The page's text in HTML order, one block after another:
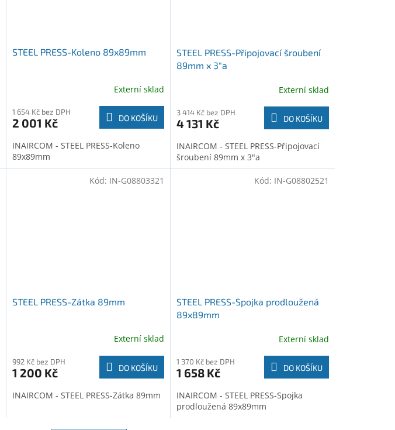
STEEL PRESS-Koleno 89x89mm
Externí sklad
1 654 Kč bez DPH
2 001 Kč DO KOŠÍKU
INAIRCOM - STEEL PRESS-Koleno
89x89mm
STEEL PRESS-Připojovací šroubení
89mm x 3"a
Externí sklad
3 414 Kč bez DPH
4 131 Kč DO KOŠÍKU
INAIRCOM - STEEL PRESS-Připojovací
šroubení 89mm x 3"a
STEEL PRESS-Zátka 89mm
Externí sklad
992 Kč bez DPH
1 200 Kč DO KOŠÍKU
INAIRCOM - STEEL PRESS-Zátka 89mm
Kód: IN-G08803321
STEEL PRESS-Spojka prodloužená
89x89mm
Externí sklad
1 370 Kč bez DPH
1 658 Kč DO KOŠÍKU
INAIRCOM - STEEL PRESS-Spojka
prodloužená 89x89mm
Kód: IN-G08802521